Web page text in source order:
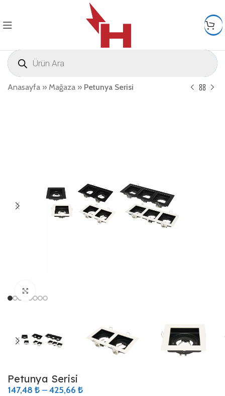
Anasayfa » Mağaza » Petunya Serisi
Petunya Serisi
147,48 ₺ –425,66 ₺